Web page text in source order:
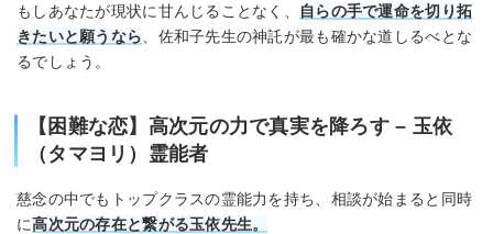
もしあなたが現状に甘んじることなく、
自らの手で運命を切り拓
きたいと願うなら 、佐和子先生の神託が最も確かな道しるべとな
るでしょう。
【困難な恋】高次元の力で真実を降ろす – 玉依
（タマヨリ）霊能者
慈念の中でもトップクラスの霊能力を持ち、相談が始まると同時
に高次元の存在と繋がる玉依先生。